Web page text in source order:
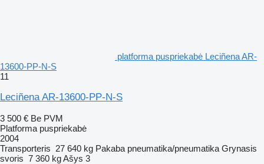
platforma puspriekabė Leciñena AR-
13600-PP-N-S
11
Leciñena AR-13600-PP-N-S
3 500 € Be PVM
Platforma puspriekabė
2004
Transporteris 27 640 kg Pakaba pneumatika/pneumatika Grynasis
svoris 7 360 kgAšys 3